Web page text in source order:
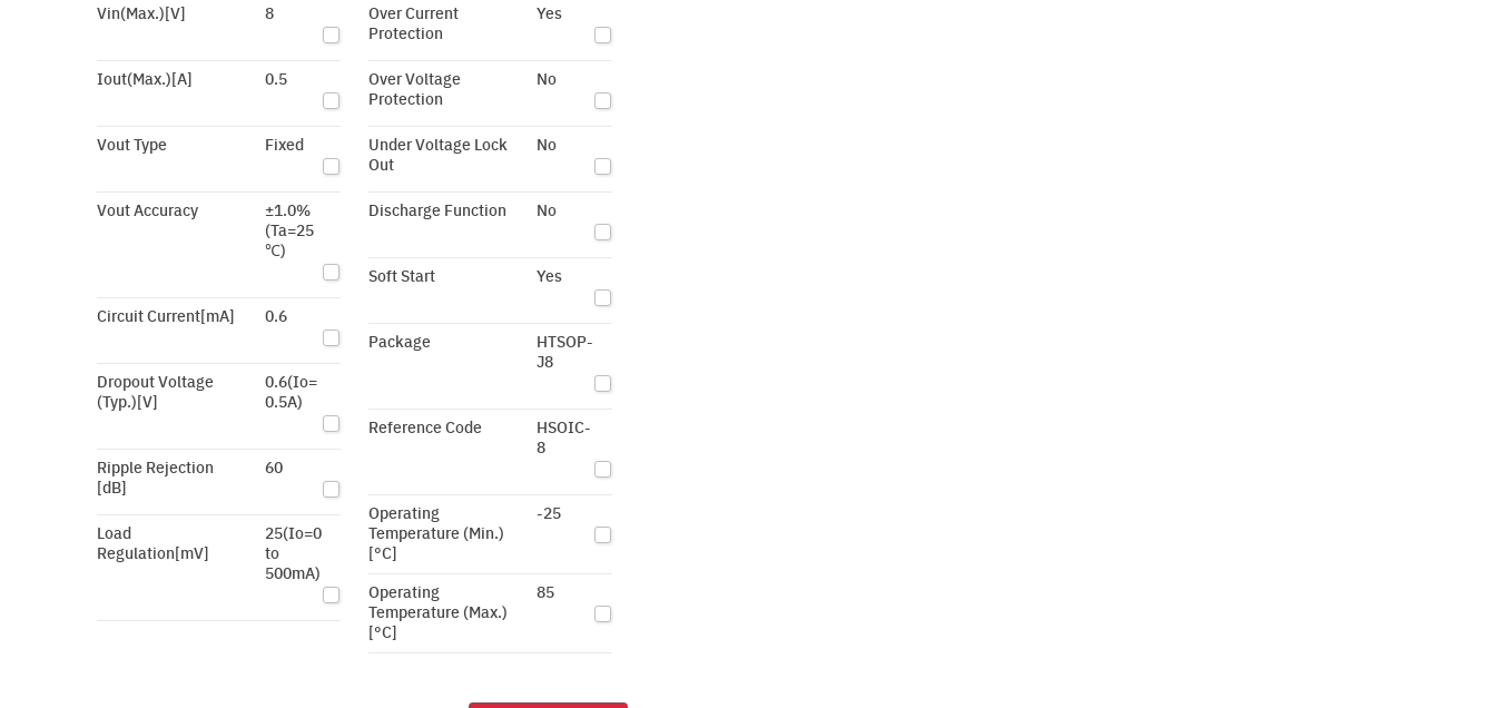
Vin(Max.)[V] 8
Iout(Max.)[A] 0.5
Vout Type Fixed
Vout Accuracy
±1.0%
(Ta=25
℃)
Circuit Current[mA] 0.6
Dropout Voltage
(Typ.)[V]
0.6(Io=
0.5A)
Ripple Rejection
[dB]
60
Load
Regulation[mV]
25(Io=0
to
500mA)
Over Current
Protection
Yes
Over Voltage
Protection
No
Under Voltage Lock
Out
No
Discharge Function No
Soft Start Yes
Package
HTSOP-
J8
Reference Code
HSOIC-
8
Operating
Temperature (Min.)
[°C]
-25
Operating
Temperature (Max.)
[°C]
85